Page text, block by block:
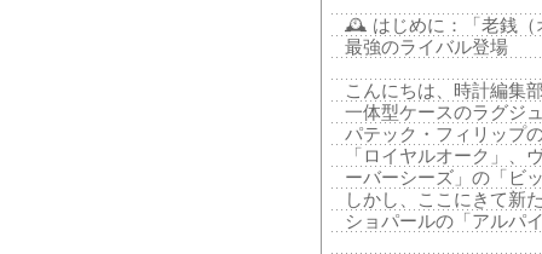
🕰️ はじめに：「老銭（
最強のライバル登場
こんにちは、時計編集
一体型ケースのラグジ
パテック・フィリップ
「ロイヤルオーク」、
ーバーシーズ」の「ビ
しかし、ここにきて新
ショパールの「アルパ